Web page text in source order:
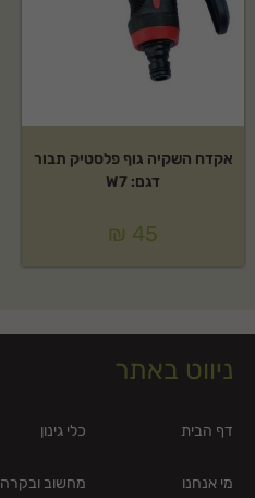
אקדח השקיה גוף פלסטיק תבור
דגם: W7
₪ 45
ניווט באתר
דף הבית
מי אנחנו
כלי גינון
מחשוב ובקרה